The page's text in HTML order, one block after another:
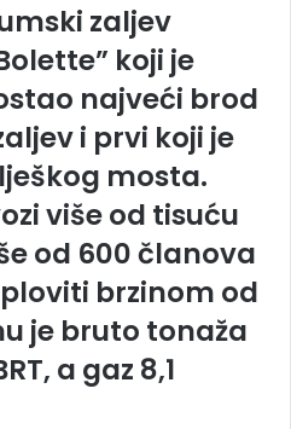
zaljev
koji je
najveći brod
i prvi koji je
mosta.
više od tisuću
od 600 članova
brzinom od
je bruto tonaža
a gaz 8,1